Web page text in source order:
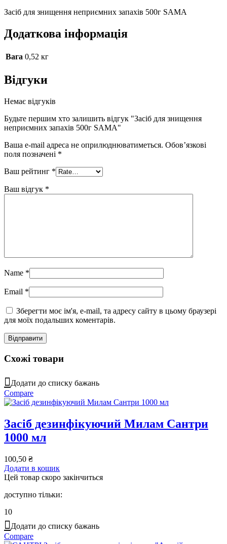
Засіб для знищення неприємних запахів 500г SAMA
Додаткова інформація
Вага 0,52 кг
Відгуки
Немає відгуків
Будьте першим хто залишить відгук "Засіб для знищення
неприємних запахів 500г SAMA"
Ваша e-mail адреса не оприлюднюватиметься. Обов’язкові
поля позначені *
Ваш рейтинг *
Ваш відгук *
Name *
Email *
Зберегти моє ім'я, e-mail, та адресу сайту в цьому браузері
для моїх подальших коментарів.
Схожі товари
Додати до списку бажань
Compare
Засіб дезинфікуючий Милам Сантри
1000 мл
100,50 ₴
Додати в кошик
Цей товар скоро закінчиться
доступно тільки:
10
Додати до списку бажань
Compare